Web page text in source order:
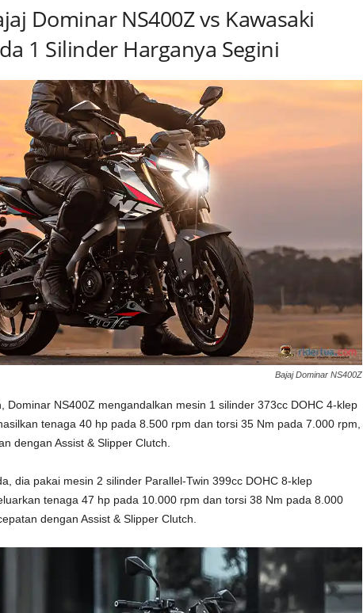
Dominar NS400Z vs Kawasaki
1 Silinder Harganya Segini
Bajaj Dominar NS400Z
Dominar NS400Z mengandalkan mesin 1 silinder 373cc DOHC 4-klep
tenaga 40 hp pada 8.500 rpm dan torsi 35 Nm pada 7.000 rpm,
dengan Assist & Slipper Clutch.
dia pakai mesin 2 silinder Parallel-Twin 399cc DOHC 8-klep
tenaga 47 hp pada 10.000 rpm dan torsi 38 Nm pada 8.000
dengan Assist & Slipper Clutch.